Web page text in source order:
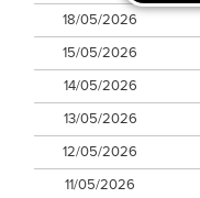
18/05/2026
15/05/2026
14/05/2026
13/05/2026
12/05/2026
11/05/2026